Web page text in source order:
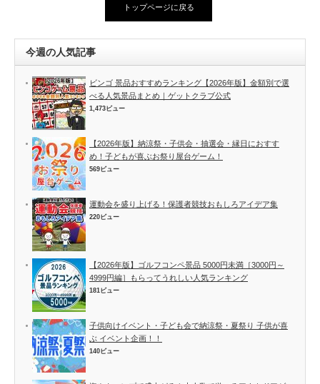
トップページに戻る
今週の人気記事
ビンゴ 景品おすすめランキング【2026年版】金額別で選
べる人気景品まとめ｜ゲットクラブ公式
1,473ビュー
【2026年版】納涼祭・子供会・抽選会・縁日におすす
め！子どもが喜ぶお祭り屋台ゲーム！
569ビュー
運動会を盛り上げる！保護者競技おもしろアイデア集
220ビュー
【2026年版】ゴルフコンペ景品 5000円未満［3000円～
4999円編］もらってうれしい人気ランキング
181ビュー
子供向けイベント・子ども会で納涼祭・夏祭り 子供が喜
ぶ イベント企画！！
140ビュー